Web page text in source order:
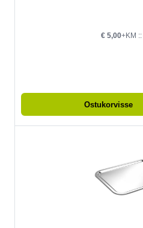
€5,00+KM ::
Ostukorvisse